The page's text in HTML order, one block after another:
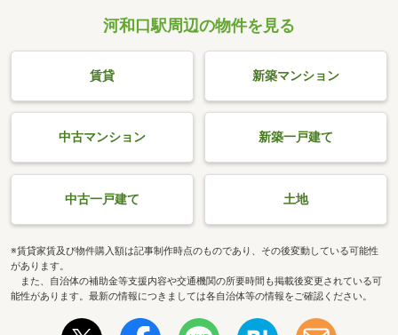
河和口駅周辺の物件を見る
賃貸 新築マンション
中古マンション 新築一戸建て
中古一戸建て 土地
※賃貸家賃及び物件購入額は記事制作時点のものであり、その後変動している可能性
があります。
また、自治体の補助金等支援内容や交通機関の所要時間も掲載後変更されている可
能性があります。最新の情報につきましては各自治体等の情報をご確認ください。